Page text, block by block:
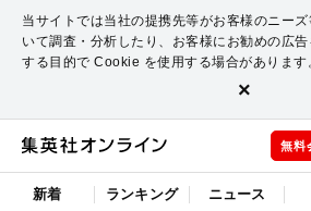
当サイトでは当社の提携先等がお客様のニーズ
いて調査・分析したり、お客様にお勧めの広
する目的で Cookie を使用する場合があります
×
無料
新着 ランキング ニュース